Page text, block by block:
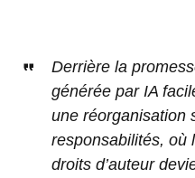
Derrière la
générée par IA
une réorganisation
responsabilités, où
droits d’auteur